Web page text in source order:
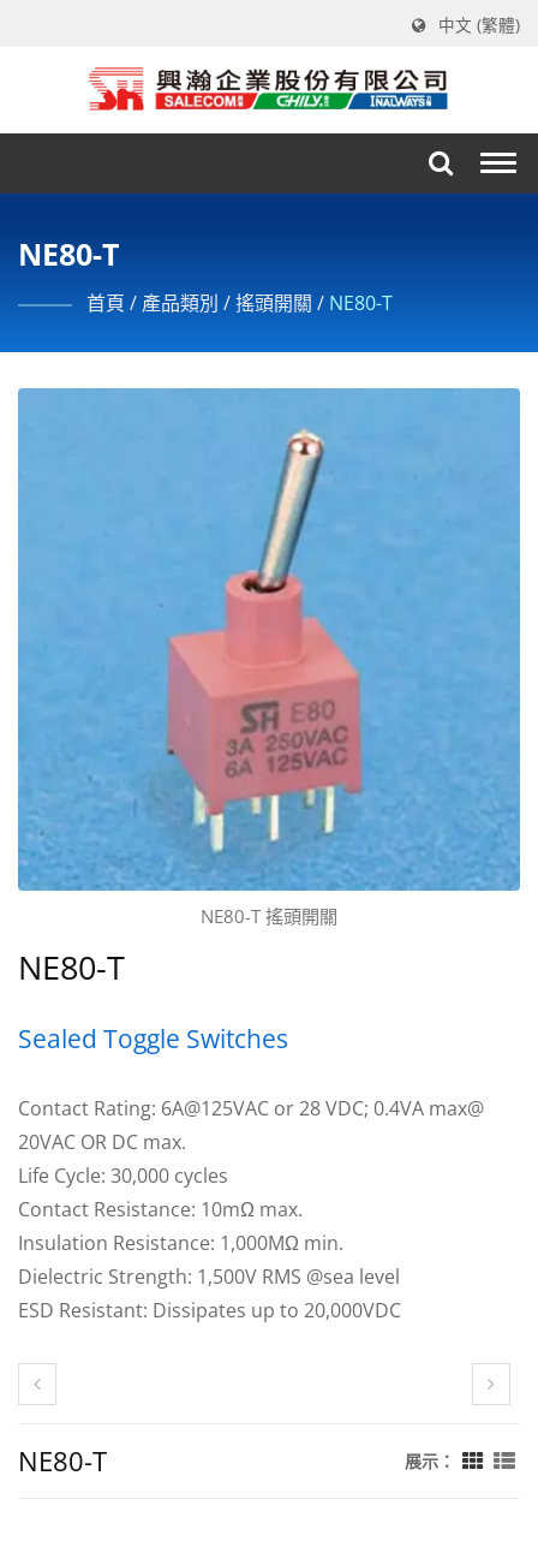
中文 (繁體)
NE80-T
首頁 / 產品類別 /搖頭開關 / NE80-T
NE80-T 搖頭開關
NE80-T
Sealed Toggle Switches
Contact Rating: 6A@125VAC or 28 VDC; 0.4VA max@
20VAC OR DC max.
Life Cycle: 30,000 cycles
Contact Resistance: 10mΩ max.
Insulation Resistance: 1,000MΩ min.
Dielectric Strength: 1,500V RMS @sea level
ESD Resistant: Dissipates up to 20,000VDC
NE80-T 展示：